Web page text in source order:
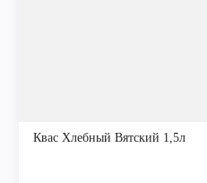
Квас Хлебный Вятский 1,5л